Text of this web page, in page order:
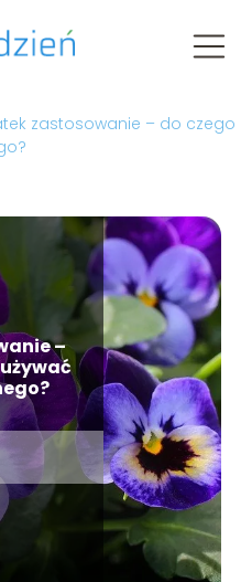
zastosowanie – do czego
–